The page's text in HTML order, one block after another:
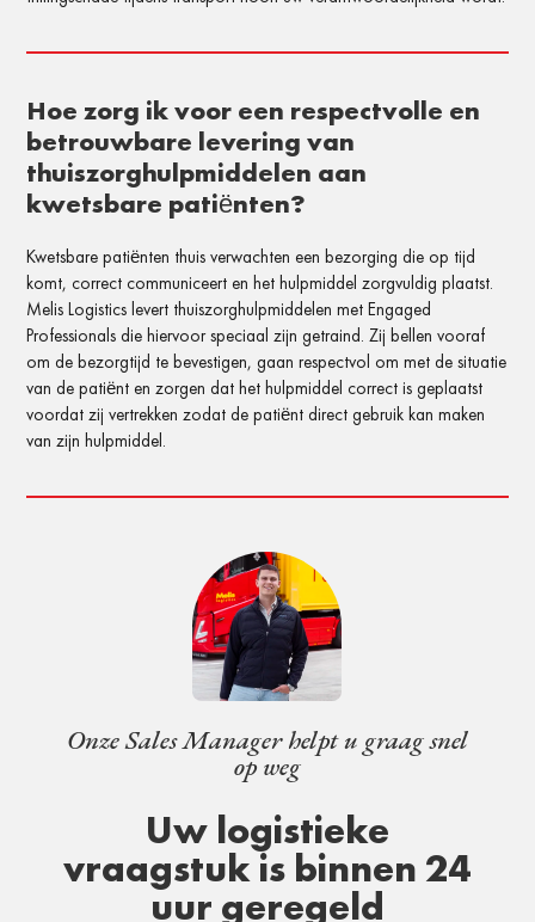
Hoe zorg ik voor een respectvolle en
betrouwbare levering van
thuiszorghulpmiddelen aan
kwetsbare patiënten?
Kwetsbare patiënten thuis verwachten een bezorging die op tijd
komt, correct communiceert en het hulpmiddel zorgvuldig plaatst.
Melis Logistics levert thuiszorghulpmiddelen met Engaged
Professionals die hiervoor speciaal zijn getraind. Zij bellen vooraf
om de bezorgtijd te bevestigen, gaan respectvol om met de situatie
van de patiënt en zorgen dat het hulpmiddel correct is geplaatst
voordat zij vertrekken zodat de patiënt direct gebruik kan maken
van zijn hulpmiddel.
Onze Sales Manager helpt u graag snel
op weg
Uw logistieke
vraagstuk is binnen 24
uur geregeld